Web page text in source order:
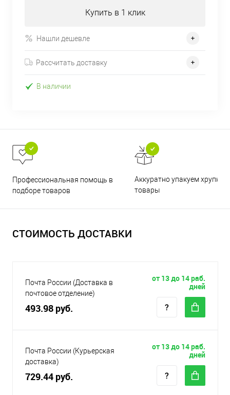
Купить в 1 клик
Нашли дешевле
Рассчитать доставку
В наличии
Профессиональная помощь в
подборе товаров
Аккуратно упакуем хрупкие
товары
СТОИМОСТЬ ДОСТАВКИ
Почта России (Доставка в
почтовое отделение)
493.98 руб.
от 13 до 14 раб.
дней
Почта России (Курьерская
доставка)
729.44 руб.
от 13 до 14 раб.
дней